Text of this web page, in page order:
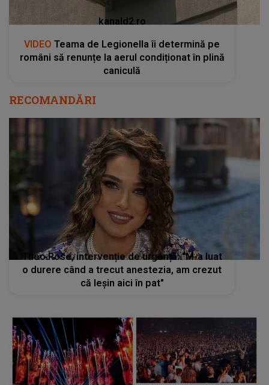
kanald2.ro
VIDEO Teama de Legionella îi determină pe
români să renunțe la aerul condiționat în plină
caniculă
RECOMANDĂRI
Theo Rose, intervenție de urgență: "M-a luat
o durere când a trecut anestezia, am crezut
că leșin aici în pat"